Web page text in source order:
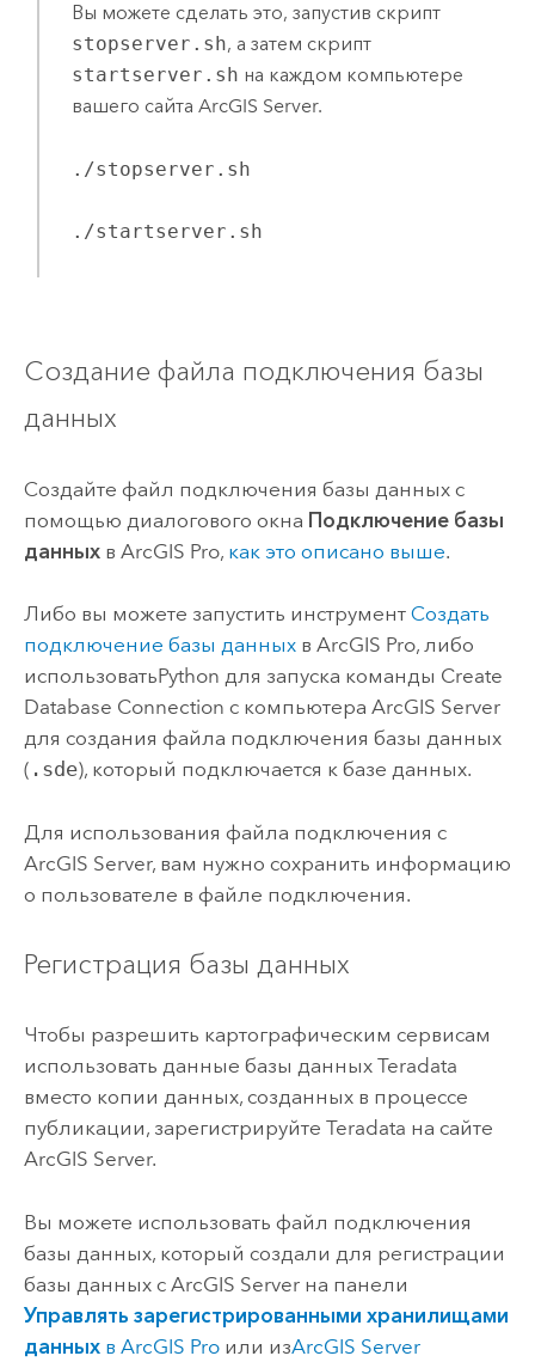
Вы можете сделать это, запустив скрипт
stopserver.sh, а затем скрипт
startserver.sh на каждом компьютере
вашего сайта ArcGIS Server.
./stopserver.sh
./startserver.sh
Создание файла подключения базы
данных
Создайте файл подключения базы данных с
помощью диалогового окна Подключение базы
данныхв ArcGIS Pro, как это описано выше.
Либо вы можете запустить инструмент Создать
подключение базы данныхв ArcGIS Pro, либо
использоватьPython для запуска команды Create
Database Connection с компьютера ArcGIS Server
для создания файла подключения базы данных
( .sde), который подключается к базе данных.
Для использования файла подключения с
ArcGIS Server, вам нужно сохранить информацию
о пользователе в файле подключения.
Регистрация базы данных
Чтобы разрешить картографическим сервисам
использовать данные базы данных Teradata
вместо копии данных, созданных в процессе
публикации, зарегистрируйте Teradata на сайте
ArcGIS Server.
Вы можете использовать файл подключения
базы данных, который создали для регистрации
базы данных с ArcGIS Serverна панели
Управлять зарегистрированными хранилищами
данныхв ArcGIS Proили изArcGIS Server